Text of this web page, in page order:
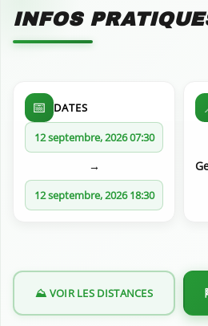
INFOS
📅 DATES
12 septembre, 2026 07:30
→
12 septembre, 2026 18:30
⛰️ VOIR LES DISTANCES